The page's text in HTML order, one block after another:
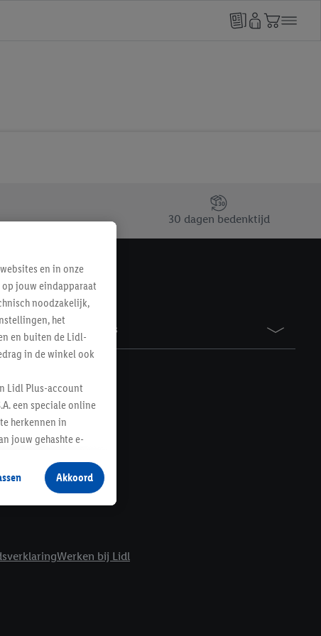
30 dagen bedenktijd
Awards
Werken bij Lidl
en in onze
jouw eindapparaat
noodzakelijk,
het
en buiten de Lidl-
in de winkel ook
Lidl Plus-account
een speciale online
herkennen in
jouw gehashte e-
producten waarin je
winkel te plaatsen
jou kunnen worden
Akkoord